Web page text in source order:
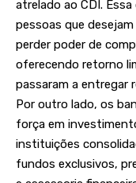
atrelado ao CDI.
pessoas que
perder poder de
oferecendo retorno
passaram a entregar
Por outro lado, os
força em
instituições
fundos exclusivos,